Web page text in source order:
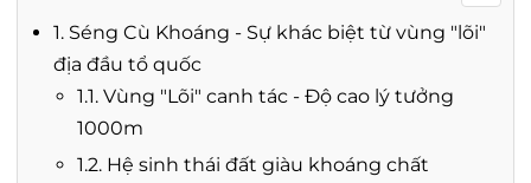
1. Séng Cù Khoáng - Sự khác biệt từ vùng "lõi"
địa đầu tổ quốc
1.1. Vùng "Lõi" canh tác - Độ cao lý tưởng
1000m
1.2. Hệ sinh thái đất giàu khoáng chất